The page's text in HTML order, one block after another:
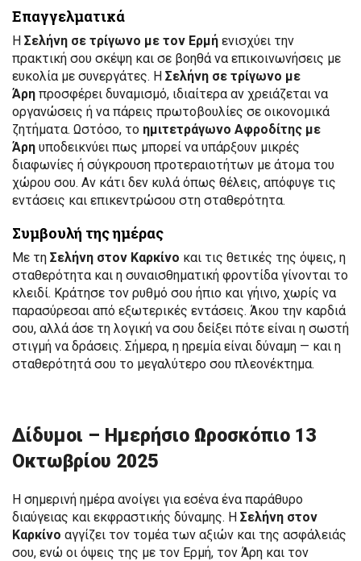
Επαγγελματικά
Η Σελήνη σε τρίγωνο με τον Ερμή ενισχύει την
πρακτική σου σκέψη και σε βοηθά να επικοινωνήσεις με
ευκολία με συνεργάτες. Η Σελήνη σε τρίγωνο με
Άρη προσφέρει δυναμισμό, ιδιαίτερα αν χρειάζεται να
οργανώσεις ή να πάρεις πρωτοβουλίες σε οικονομικά
ζητήματα. Ωστόσο, το ημιτετράγωνο Αφροδίτης με
Άρη υποδεικνύει πως μπορεί να υπάρξουν μικρές
διαφωνίες ή σύγκρουση προτεραιοτήτων με άτομα του
χώρου σου. Αν κάτι δεν κυλά όπως θέλεις, απόφυγε τις
εντάσεις και επικεντρώσου στη σταθερότητα.
Συμβουλή της ημέρας
Με τη Σελήνη στον Καρκίνο και τις θετικές της όψεις, η
σταθερότητα και η συναισθηματική φροντίδα γίνονται το
κλειδί. Κράτησε τον ρυθμό σου ήπιο και γήινο, χωρίς να
παρασύρεσαι από εξωτερικές εντάσεις. Άκου την καρδιά
σου, αλλά άσε τη λογική να σου δείξει πότε είναι η σωστή
στιγμή να δράσεις. Σήμερα, η ηρεμία είναι δύναμη — και η
σταθερότητά σου το μεγαλύτερο σου πλεονέκτημα.
Δίδυμοι – Ημερήσιο Ωροσκόπιο 13
Οκτωβρίου 2025
Η σημερινή ημέρα ανοίγει για εσένα ένα παράθυρο
διαύγειας και εκφραστικής δύναμης. Η Σελήνη στον
Καρκίνο αγγίζει τον τομέα των αξιών και της ασφάλειάς
σου, ενώ οι όψεις της με τον Ερμή, τον Άρη και τον